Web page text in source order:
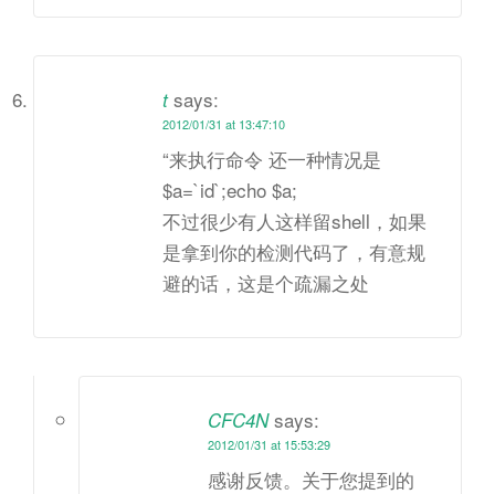
t says:
2012/01/31 at 13:47:10
“来执行命令 还一种情况是
$a=`id`;echo $a;
不过很少有人这样留shell，如果
是拿到你的检测代码了，有意规
避的话，这是个疏漏之处
CFC4N says:
2012/01/31 at 15:53:29
感谢反馈。关于您提到的